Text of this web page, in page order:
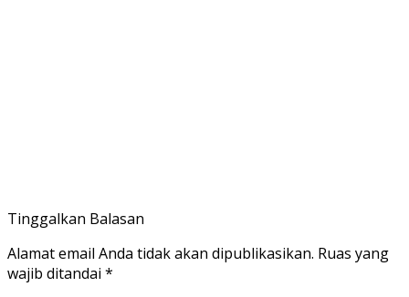
Tinggalkan Balasan
Alamat email Anda tidak akan dipublikasikan. Ruas yang
wajib ditandai *